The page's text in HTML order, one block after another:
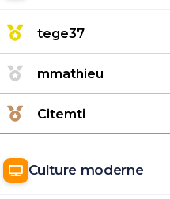
tege37
mmathieu
Citemti
Culture moderne